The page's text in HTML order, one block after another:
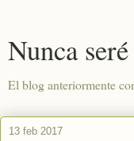
Nunca
El blog anteriormente
13 feb 2017